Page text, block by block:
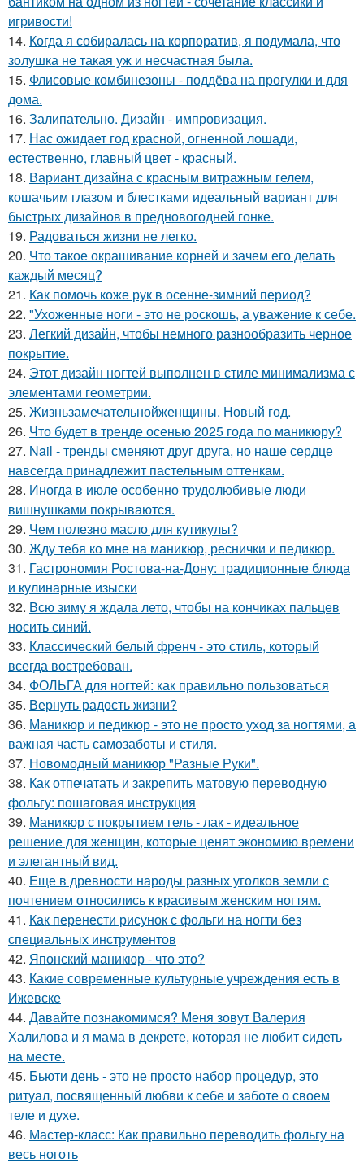
игривости!
14. Когда я собиралась на корпоратив, я подумала, что
золушка не такая уж и несчастная была.
15. Флисовые комбинезоны - поддёва на прогулки и для
дома.
16. Залипательно. Дизайн - импровизация.
17. Нас ожидает год красной, огненной лошади,
естественно, главный цвет - красный.
18. Вариант дизайна с красным витражным гелем,
кошачьим глазом и блестками идеальный вариант для
быстрых дизайнов в предновогодней гонке.
19. Радоваться жизни не легко.
20. Что такое окрашивание корней и зачем его делать
каждый месяц?
21. Как помочь коже рук в осенне-зимний период?
22. "Ухоженные ноги - это не роскошь, а уважение к себе.
23. Легкий дизайн, чтобы немного разнообразить черное
покрытие.
24. Этот дизайн ногтей выполнен в стиле минимализма с
элементами геометрии.
25. Жизньзамечательнойженщины. Новый год.
26. Что будет в тренде осенью 2025 года по маникюру?
27. Nail - тренды сменяют друг друга, но наше сердце
навсегда принадлежит пастельным оттенкам.
28. Иногда в июле особенно трудолюбивые люди
вишнушками покрываются.
29. Чем полезно масло для кутикулы?
30. Жду тебя ко мне на маникюр, реснички и педикюр.
31. Гастрономия Ростова-на-Дону: традиционные блюда
и кулинарные изыски
32. Всю зиму я ждала лето, чтобы на кончиках пальцев
носить синий.
33. Классический белый френч - это стиль, который
всегда востребован.
34. ФОЛЬГА для ногтей: как правильно пользоваться
35. Вернуть радость жизни?
36. Маникюр и педикюр - это не просто уход за ногтями, а
важная часть самозаботы и стиля.
37. Новомодный маникюр "Разные Руки".
38. Как отпечатать и закрепить матовую переводную
фольгу: пошаговая инструкция
39. Маникюр с покрытием гель - лак - идеальное
решение для женщин, которые ценят экономию времени
и элегантный вид.
40. Еще в древности народы разных уголков земли с
почтением относились к красивым женским ногтям.
41. Как перенести рисунок с фольги на ногти без
специальных инструментов
42. Японский маникюр - что это?
43. Какие современные культурные учреждения есть в
Ижевске
44. Давайте познакомимся? Меня зовут Валерия
Халилова и я мама в декрете, которая не любит сидеть
на месте.
45. Бьюти день - это не просто набор процедур, это
ритуал, посвященный любви к себе и заботе о своем
теле и духе.
46. Мастер-класс: Как правильно переводить фольгу на
весь ноготь